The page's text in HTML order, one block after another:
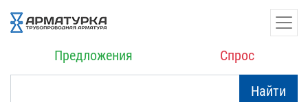
Предложения Спрос
Найти